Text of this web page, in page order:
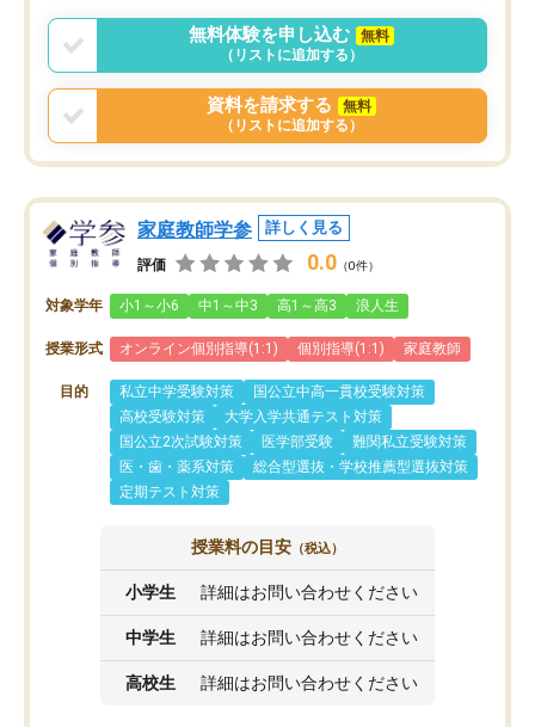
無料体験を申し込む
無料
（リストに追加する）
資料を請求する
無料
（リストに追加する）
家庭教師学参 詳しく見る
評価 0.0 （0件）
対象学年 小1～小6 中1～中3 高1～高3 浪人生
授業形式 オンライン個別指導(1:1) 個別指導(1:1) 家庭教師
目的 私立中学受験対策
国公立中高一貫校受験対策
高校受験対策
大学入学共通テスト対策
国公立2次試験対策
医学部受験
難関私立受験対策
医・歯・薬系対策
総合型選抜・学校推薦型選抜対策
定期テスト対策
授業料の目安 （税込）
小学生 詳細はお問い合わせください
中学生 詳細はお問い合わせください
高校生 詳細はお問い合わせください